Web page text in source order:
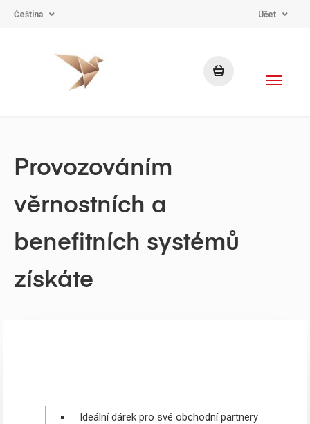
Čeština Účet
Provozováním
věrnostních a
benefitních systémů
získáte
Ideální dárek pro své obchodní partnery